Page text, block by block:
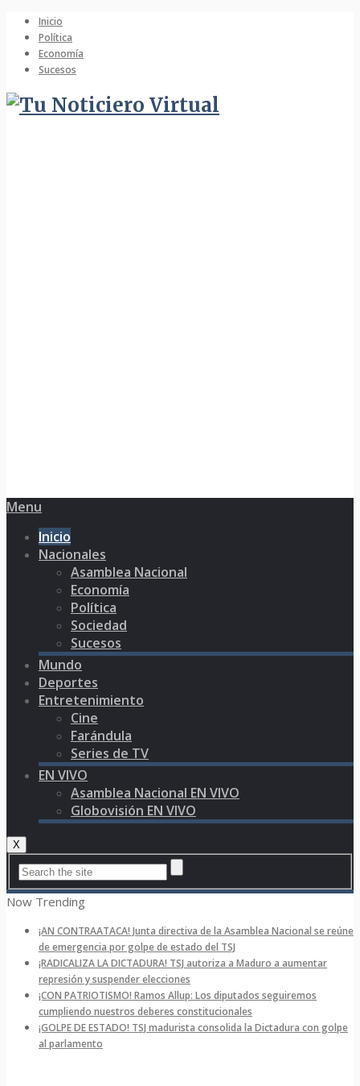
Inicio
Política
Economía
Sucesos
Menu
Inicio
Nacionales
Asamblea Nacional
Economía
Política
Sociedad
Sucesos
Mundo
Deportes
Entretenimiento
Cine
Farándula
Series de TV
EN VIVO
Asamblea Nacional EN VIVO
Globovisión EN VIVO
X
Now Trending
¡AN CONTRAATACA! Junta directiva de la Asamblea Nacional se reúne
de emergencia por golpe de estado del TSJ
¡RADICALIZA LA DICTADURA! TSJ autoriza a Maduro a aumentar
represión y suspender elecciones
¡CON PATRIOTISMO! Ramos Allup: Los diputados seguiremos
cumpliendo nuestros deberes constitucionales
¡GOLPE DE ESTADO! TSJ madurista consolida la Dictadura con golpe
al parlamento